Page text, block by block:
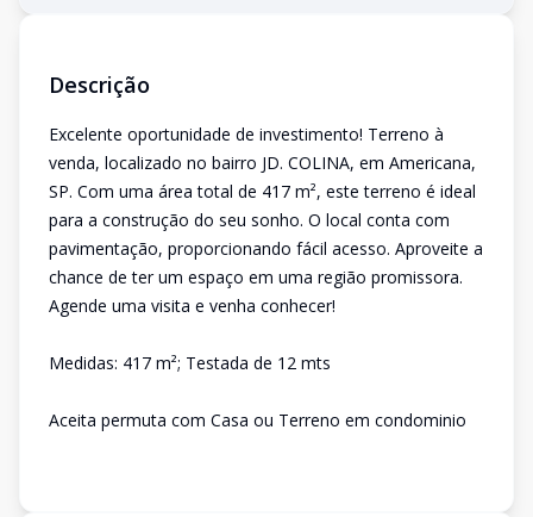
Descrição
Excelente oportunidade de investimento! Terreno à
venda, localizado no bairro JD. COLINA, em Americana,
SP. Com uma área total de 417 m², este terreno é ideal
para a construção do seu sonho. O local conta com
pavimentação, proporcionando fácil acesso. Aproveite a
chance de ter um espaço em uma região promissora.
Agende uma visita e venha conhecer!
Medidas: 417 m²; Testada de 12 mts
Aceita permuta com Casa ou Terreno em condominio